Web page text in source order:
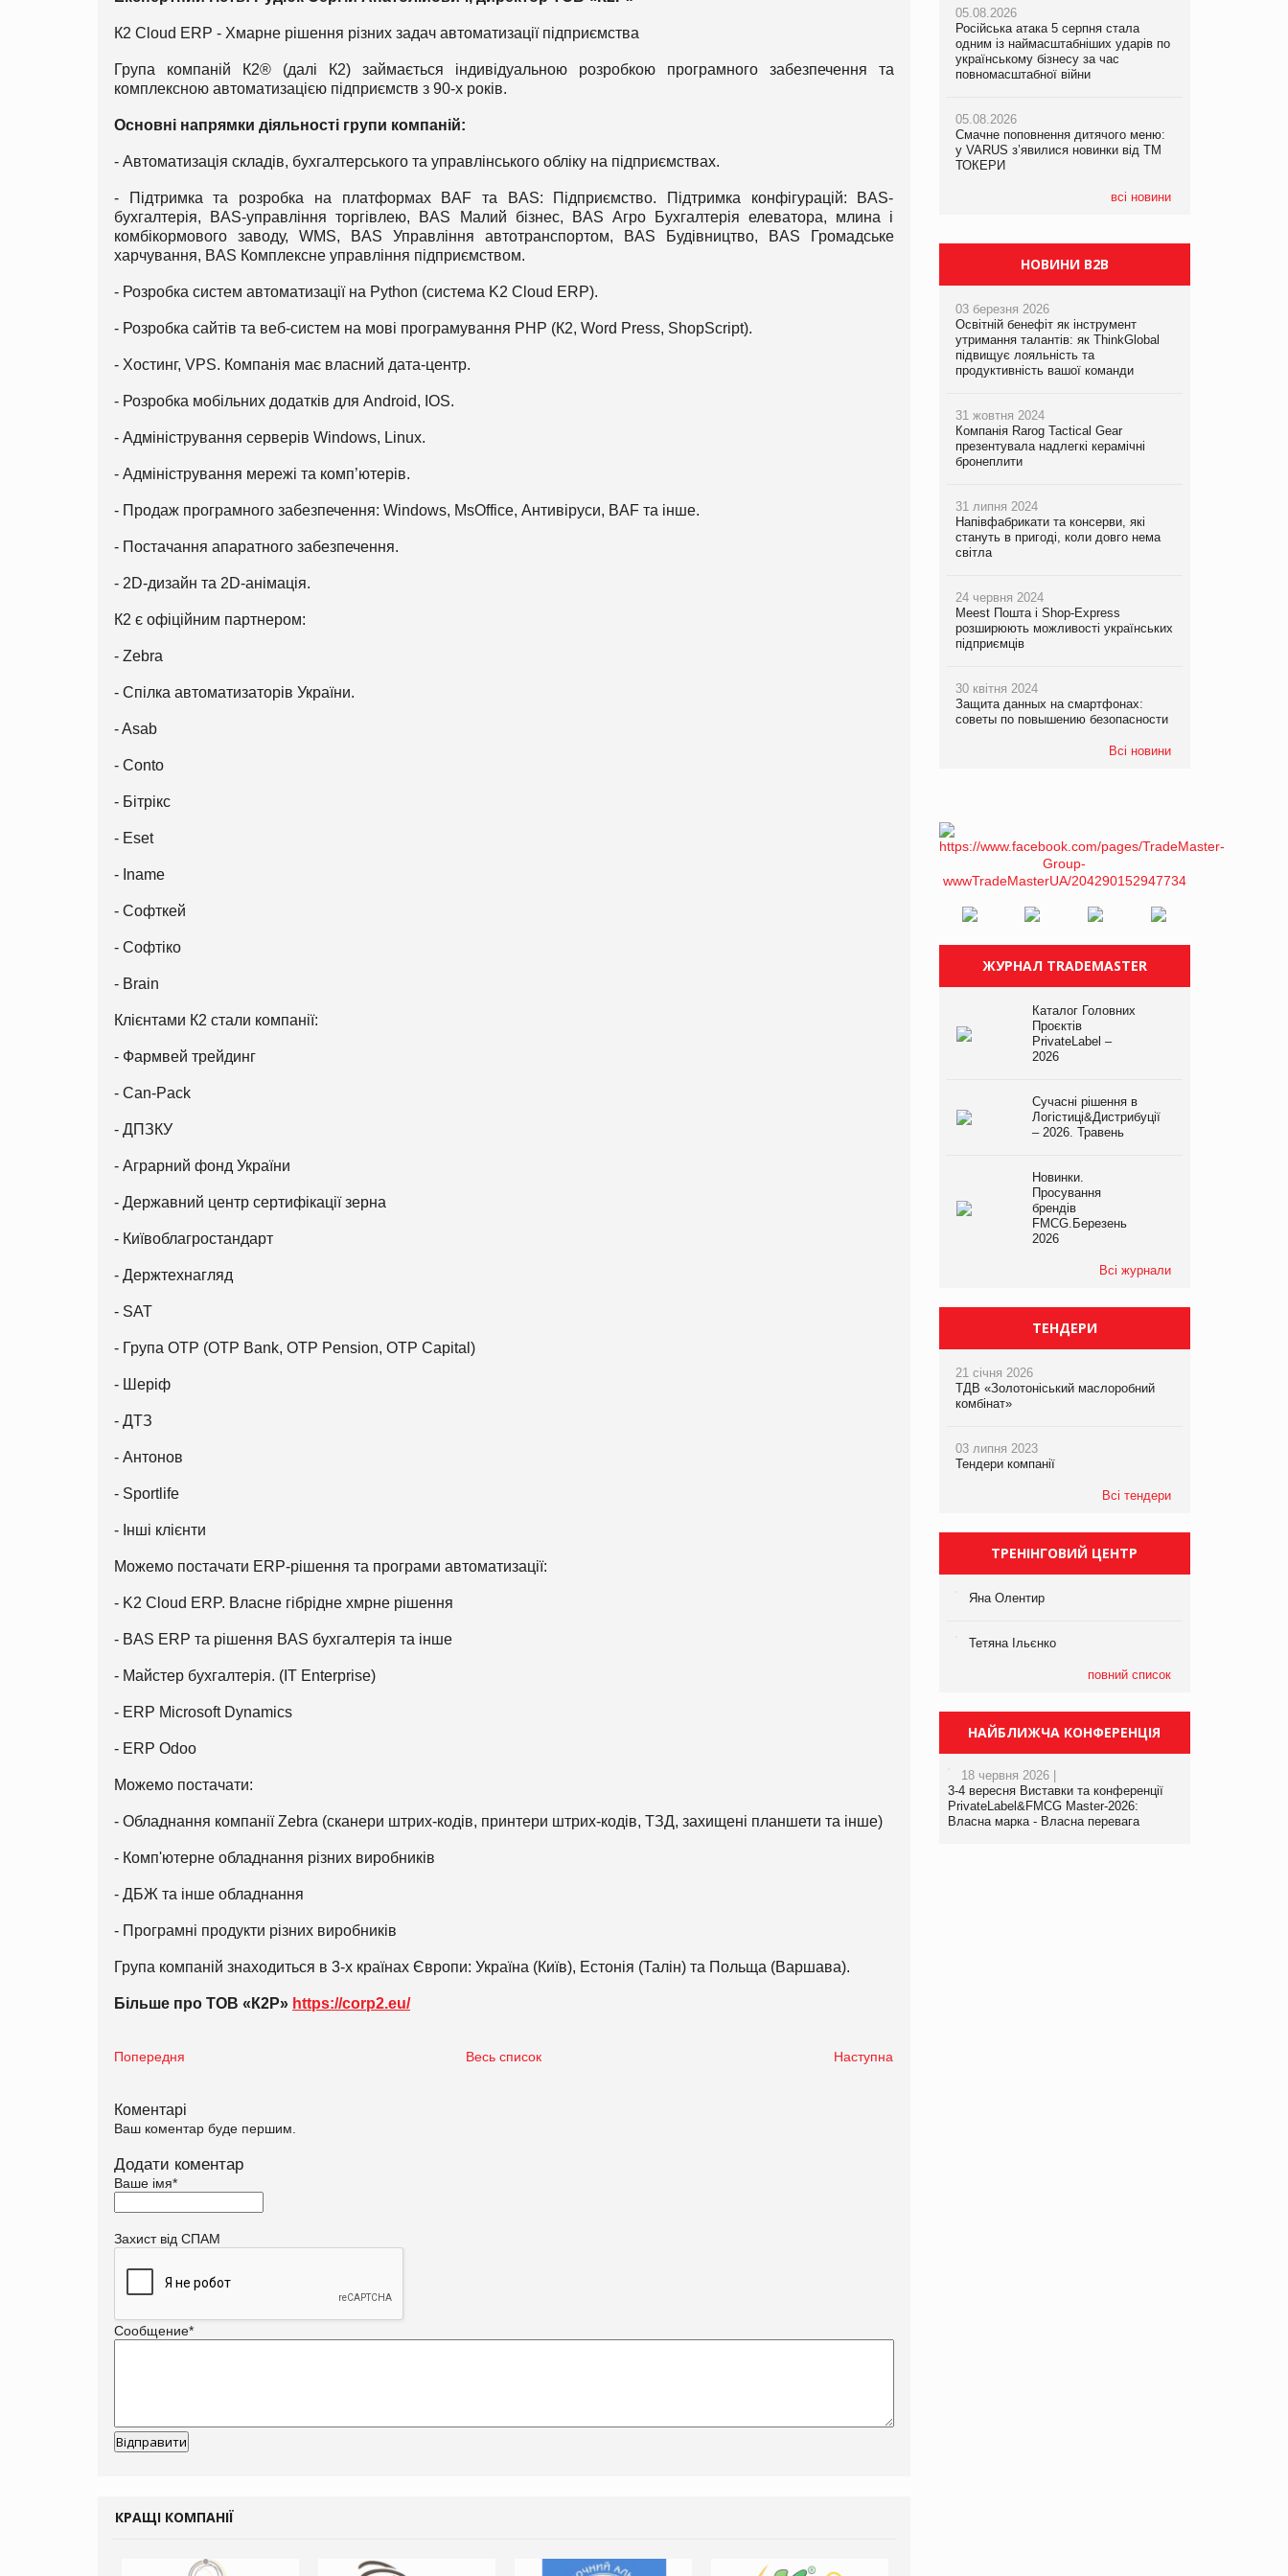
К2 Cloud ERP - Хмарне рішення різних задач автоматизації підприємства
Група компаній К2® (далі К2) займається індивідуальною розробкою програмного забезпечення та
комплексною автоматизацією підприємств з 90-х років.
Основні напрямки діяльності групи компаній:
- Автоматизація складів, бухгалтерського та управлінського обліку на підприємствах.
- Підтримка та розробка на платформах BAF та BAS: Підприємство. Підтримка конфігурацій: BAS-
бухгалтерія, BAS-управління торгівлею, BAS Малий бізнес, BAS Агро Бухгалтерія елеватора, млина і
комбікормового заводу, WMS, BAS Управління автотранспортом, BAS Будівництво, BAS Громадське
харчування, BAS Комплексне управління підприємством.
- Розробка систем автоматизації на Python (система K2 Cloud ERP).
- Розробка сайтів та веб-систем на мові програмування PHP (К2, Word Press, ShopScript).
- Хостинг, VPS. Компанія має власний дата-центр.
- Розробка мобільних додатків для Android, IOS.
- Адміністрування серверів Windows, Linux.
- Адміністрування мережі та комп’ютерів.
- Продаж програмного забезпечення: Windows, MsOffice, Антивіруси, BAF та інше.
- Постачання апаратного забезпечення.
- 2D-дизайн та 2D-анімація.
К2 є офіційним партнером:
- Zebra
- Спілка автоматизаторів України.
- Asab
- Conto
- Бітрікс
- Eset
- Iname
- Софткей
- Софтіко
- Brain
Клієнтами К2 стали компанії:
- Фармвей трейдинг
- Can-Pack
- ДПЗКУ
- Аграрний фонд України
- Державний центр сертифікації зерна
- Київоблагростандарт
- Держтехнагляд
- SAT
- Група OTP (OTP Bank, OTP Pension, OTP Capital)
- Шеріф
- ДТЗ
- Антонов
- Sportlife
- Інші клієнти
Можемо постачати ERP-рішення та програми автоматизації:
- K2 Cloud ERP. Власне гібрідне хмрне рішення
- BAS ERP та рішення BAS бухгалтерія та інше
- Майстер бухгалтерія. (IT Enterprise)
- ERP Microsoft Dynamics
- ERP Odoo
Можемо постачати:
- Обладнання компанії Zebra (сканери штрих-кодів, принтери штрих-кодів, ТЗД, захищені планшети та інше)
- Комп'ютерне обладнання різних виробників
- ДБЖ та інше обладнання
- Програмні продукти різних виробників
Група компаній знаходиться в 3-х країнах Європи: Україна (Київ), Естонія (Талін) та Польща (Варшава).
Більше про ТОВ «К2Р» https://corp2.eu/
Попередня Весь список Наступна
Коментарі
Ваш коментар буде першим.
Додати коментар
Ваше імя*
Захист від СПАМ
Сообщение*
КРАЩІ КОМПАНІЇ
05.08.2026
Російська атака 5 серпня стала
одним із наймасштабніших ударів по
українському бізнесу за час
повномасштабної війни
05.08.2026
Смачне поповнення дитячого меню:
у VARUS з’явилися новинки від ТМ
ТОКЕРИ
всі новини
05.08.2026
Сергій Лісунов про заморожені
хлібобулочні вироби на
04.08.2026
Через атаку РФ у Дніпрі пошкоджено
склад шоколаду Millennium
рекламі екологічних продуктів
05.08.2026
AstraZeneca обговорює найбільшу
НОВИНИ B2B
03 березня 2026
Освітній бенефіт як інструмент
утримання талантів: як ThinkGlobal
підвищує лояльність та
продуктивність вашої команди
31 жовтня 2024
Компанія Rarog Tactical Gear
презентувала надлегкі керамічні
бронеплити
31 липня 2024
Напівфабрикати та консерви, які
стануть в пригоді, коли довго нема
світла
24 червня 2024
Meest Пошта і Shop-Express
розширюють можливості українських
підприємців
30 квітня 2024
Защита данных на смартфонах:
советы по повышению безопасности
Всі новини
ЖУРНАЛ TRADEMASTER
Каталог Головних
Проєктів
PrivateLabel –
2026
Сучасні рішення в
Логістиці&Дистрибуції
– 2026. Травень
Новинки.
Просування
брендів
FMCG.Березень
2026
Всі журнали
ТЕНДЕРИ
21 січня 2026
ТДВ «Золотоніський маслоробний
комбінат»
03 липня 2023
Тендери компанії
Всі тендери
ТРЕНІНГОВИЙ ЦЕНТР
Яна Олентир
Тетяна Ільєнко
повний список
НАЙБЛИЖЧА КОНФЕРЕНЦІЯ
18 червня 2026 |
3-4 вересня Виставки та конференції
PrivateLabel&FMCG Master-2026:
Власна марка - Власна перевага